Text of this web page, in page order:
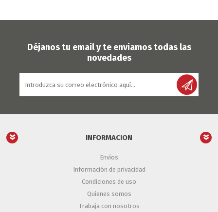
Déjanos tu email y te enviamos todas las
novedades
INFORMACION
Envíos
Información de privacidad
Condiciones de uso
Quienes somos
Trabaja con nosotros